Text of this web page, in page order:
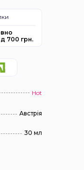
700 грн.
Hot
Австрія
30 мл